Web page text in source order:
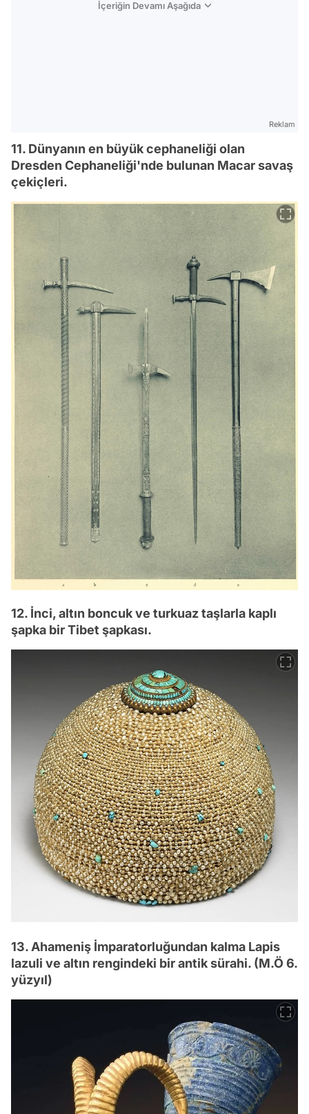
İçeriğin Devamı Aşağıda
Reklam
11. Dünyanın en büyük cephaneliği olan
Dresden Cephaneliği'nde bulunan Macar savaş
çekiçleri.
12. İnci, altın boncuk ve turkuaz taşlarla kaplı
şapka bir Tibet şapkası.
13. Ahameniş İmparatorluğundan kalma Lapis
lazuli ve altın rengindeki bir antik sürahi. (M.Ö 6.
yüzyıl)